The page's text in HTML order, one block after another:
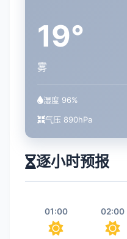
19°
雾
湿度 96%
气压 890hPa
逐小时预报
01:00 02:00